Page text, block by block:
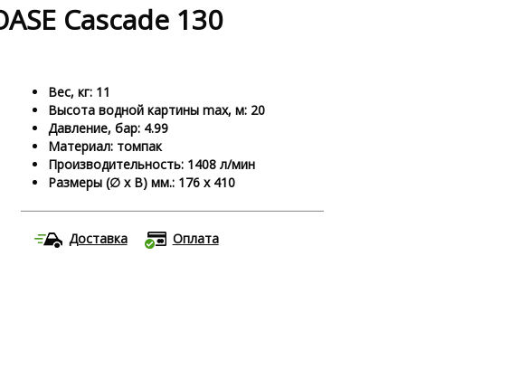
Cascade 130
Вес, кг: 11
Высота водной картины max, м: 20
Давление, бар: 4.99
Материал: томпак
Производительность: 1408 л/мин
Размеры (∅ х В) мм.: 176 x 410
Доставка Оплата